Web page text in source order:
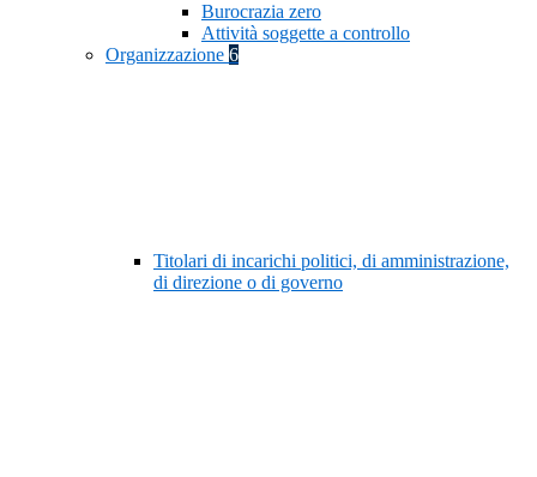
Burocrazia zero
Attività soggette a controllo
Organizzazione 6
Titolari di incarichi politici, di amministrazione,
di direzione o di governo